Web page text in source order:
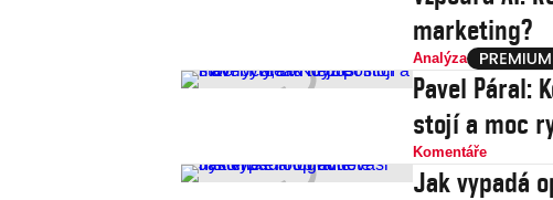
marketing?
Analýza
Pavel Páral:
stojí a moc
Komentáře
Jak vypadá